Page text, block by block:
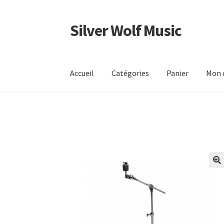
Aller
à
Aller
au
Silver Wolf Music
Accueil Catégories Panier Mon